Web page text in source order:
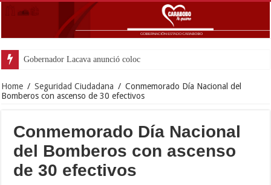
Gobernador Lacava anunció colocación de más de mi
Home / Seguridad Ciudadana / Conmemorado Día Nacional del
Bomberos con ascenso de 30 efectivos
Conmemorado Día Nacional
del Bomberos con ascenso
de 30 efectivos